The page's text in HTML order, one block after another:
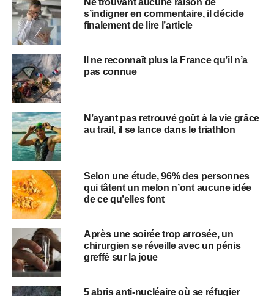
Ne trouvant aucune raison de
s’indigner en commentaire, il décide
finalement de lire l’article
Il ne reconnaît plus la France qu’il n’a
pas connue
N’ayant pas retrouvé goût à la vie grâce
au trail, il se lance dans le triathlon
Selon une étude, 96% des personnes
qui tâtent un melon n’ont aucune idée
de ce qu’elles font
Après une soirée trop arrosée, un
chirurgien se réveille avec un pénis
greffé sur la joue
5 abris anti-nucléaire où se réfugier